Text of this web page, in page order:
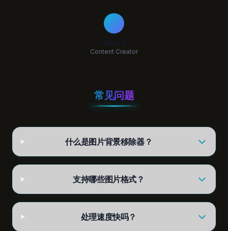
Content Creator
常见问题
什么是图片背景移除器？
支持哪些图片格式？
处理速度快吗？